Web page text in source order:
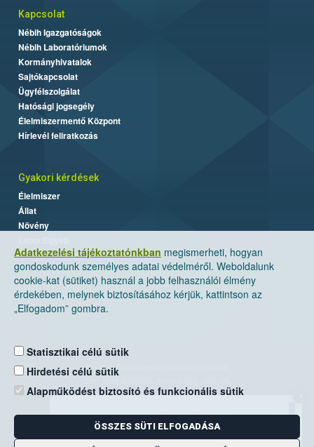
Adatkezelési tájékoztatónkban megismerheti, hogyan
gondoskodunk személyes adatai védelméről. Weboldalunk
cookie-kat (sütiket) használ a jobb felhasználói élmény
érdekében, melynek biztosításához kérjük, kattintson az
„Elfogadom” gombra.
Statisztikai célú sütik
Hirdetési célú sütik
Alapműködést biztosító és funkcionális sütik
ÖSSZES SÜTI ELFOGADÁSA
Kapcsolat
Nébih Igazgatóságok
Nébih Laboratóriumok
Kormányhivatalok
Sajtókapcsolat
Ügyfélszolgálat
Hatósági jogsegély
Élelmiszermentő Központ
Hírlevél feliratkozás
Gyakori kérdések
Élelmiszer
Állat
Növény
Nemzeti Élelmiszerlánc-biztonsági Hivatal
Levelezési cím: 1525 Budapest. Pf. 30.
E-mail:ugyfelszolgalat@nebih.gov.hu